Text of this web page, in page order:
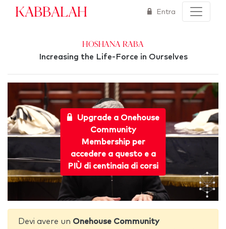
Kabbalah Entra
Hoshana Raba
Increasing the Life-Force in Ourselves
Upgrade a Onehouse
Community
Membership per
accedere a questo e a
PIÙ di centinaia di corsi
Devi avere un Onehouse Community